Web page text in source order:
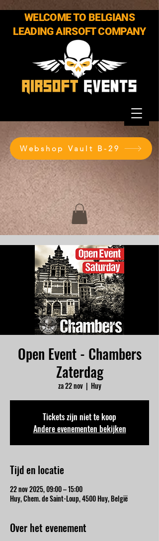
WELCOME TO BELGIANS
LEADING AIRSOFT COMPANY
Webshop Vault B-29
Open Event - Chambers
Zaterdag
za 22 nov
  |
Huy
Tickets zijn niet te koop
Andere evenementen bekijken
Tijd en locatie
22 nov 2025, 09:00 – 15:00
Huy, Chem. de Saint-Loup, 4500 Huy, België
Over het evenement